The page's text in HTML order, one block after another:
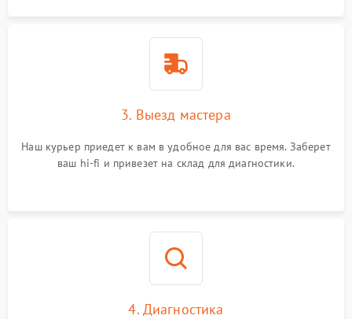
3. Выезд мастера
Наш курьер приедет к вам в удобное для вас время. Заберет
ваш hi-fi и привезет на склад для диагностики.
4. Диагностика